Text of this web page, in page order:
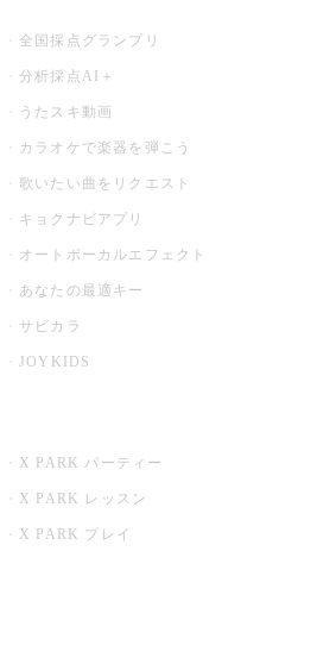
全国採点グランプリ
分析採点AI＋
うたスキ動画
カラオケで楽器を弾こう
歌いたい曲をリクエスト
キョクナビアプリ
オートボーカルエフェクト
あなたの最適キー
サビカラ
JOYKIDS
X PARK パーティー
X PARK レッスン
X PARK プレイ